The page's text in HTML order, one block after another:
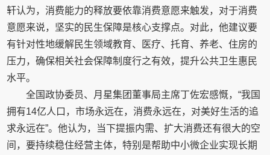
轩认为，消费能力的释放要依靠消费意愿来触发，对于消费
意愿来说，坚实的民生保障是核心支撑点。对此，他建议要
有针对性地缓解民生领域教育、医疗、托育、养老、住房的
压力，确保相关社会保障制度行之有效，提升公共卫生惠民
水平。
全国政协委员、月星集团董事局主席丁佐宏感慨，“我国
拥有14亿人口，市场永远在，消费永远在，对美好生活的追
求永远在”。他认为，当下提振内需、扩大消费还有很大的空
间，要持续稳住经营主体，特别是帮助中小微企业实现长期